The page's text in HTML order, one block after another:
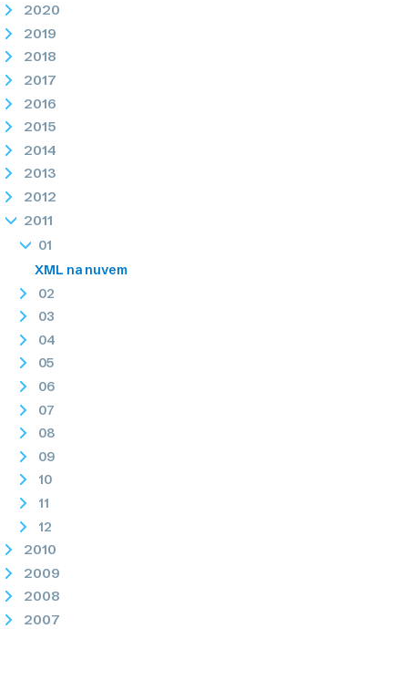
2020
2019
2018
2017
2016
2015
2014
2013
2012
2011
01
XML na nuvem
02
03
04
05
06
07
08
09
10
11
12
2010
2009
2008
2007